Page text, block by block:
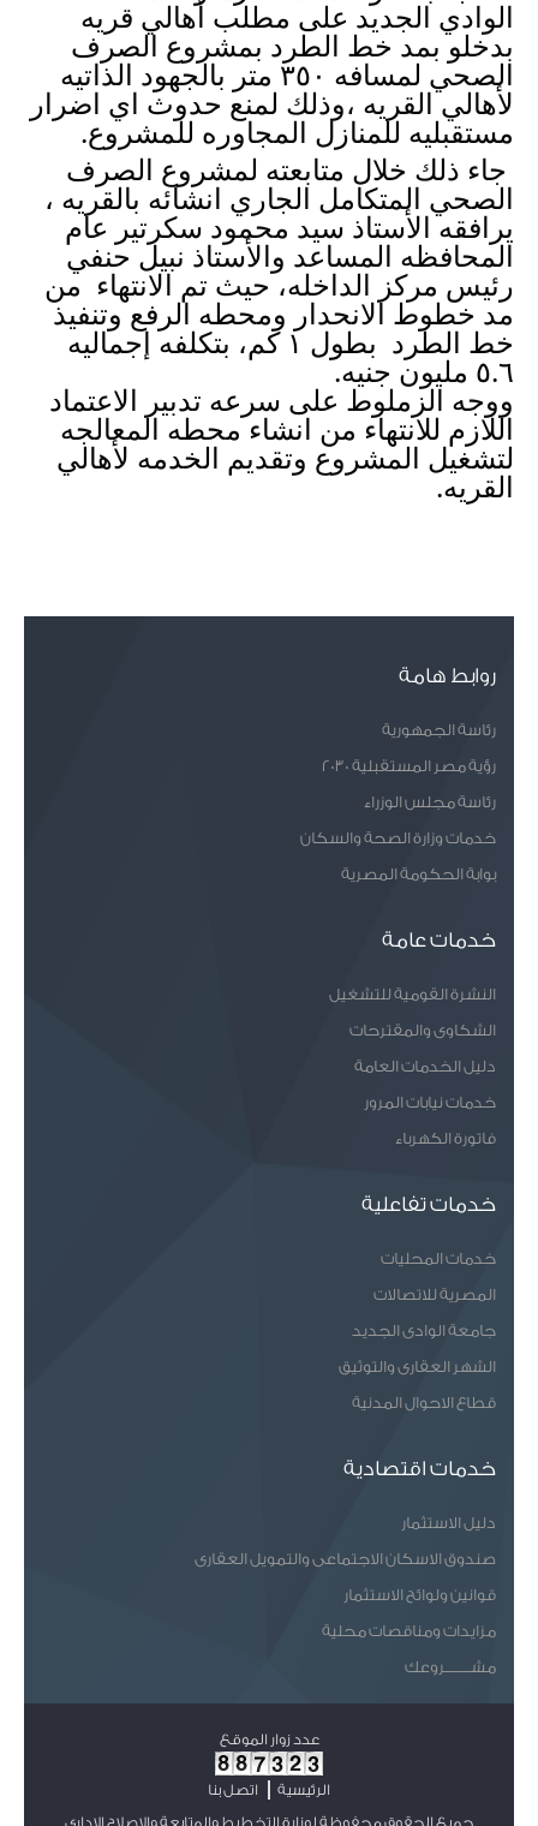
مستقبليه للمنازل المجاوره للمشروع.
مد خطوط الانحدار ومحطه الرفع وتنفيذ
٥.٦ مليون جنيه.
القريه.
روابط هامة
رئاسة الجمهورية
رؤية مصر المستقبلية 2030
رئاسة مجلس الوزراء
خدمات وزارة الصحة والسكان
بوابة الحكومة المصرية
خدمات عامة
النشرة القومية للتشغيل
الشكاوى والمقترحات
دليل الخدمات العامة
خدمات نيابات المرور
فاتورة الكهرباء
خدمات تفاعلية
خدمات المحليات
المصرية للاتصالات
جامعة الوادى الجديد
الشهر العقارى والتوثيق
قطاع الاحوال المدنية
خدمات اقتصادية
دليل الاستثمار
صندوق الاسكان الاجتماعى والتمويل العقارى
قوانين ولوائح الاستثمار
مزايدات ومناقصات محلية
مشـــــــروعك
عدد زوار الموقع
الرئيسية
اتصل بنا
جميع الحقوق محفوظة لوزارة التخطيط والمتابعة والإصلاح الإداري